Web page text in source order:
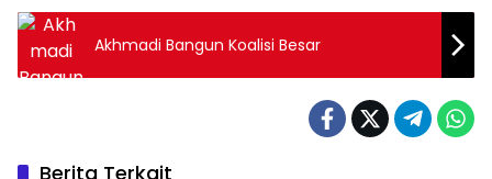
Akhmadi Bangun Koalisi Besar
Berita Terkait